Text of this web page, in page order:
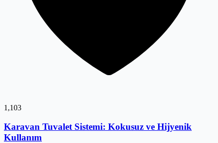
1,103
Karavan Tuvalet Sistemi: Kokusuz ve Hijyenik
Kullanım